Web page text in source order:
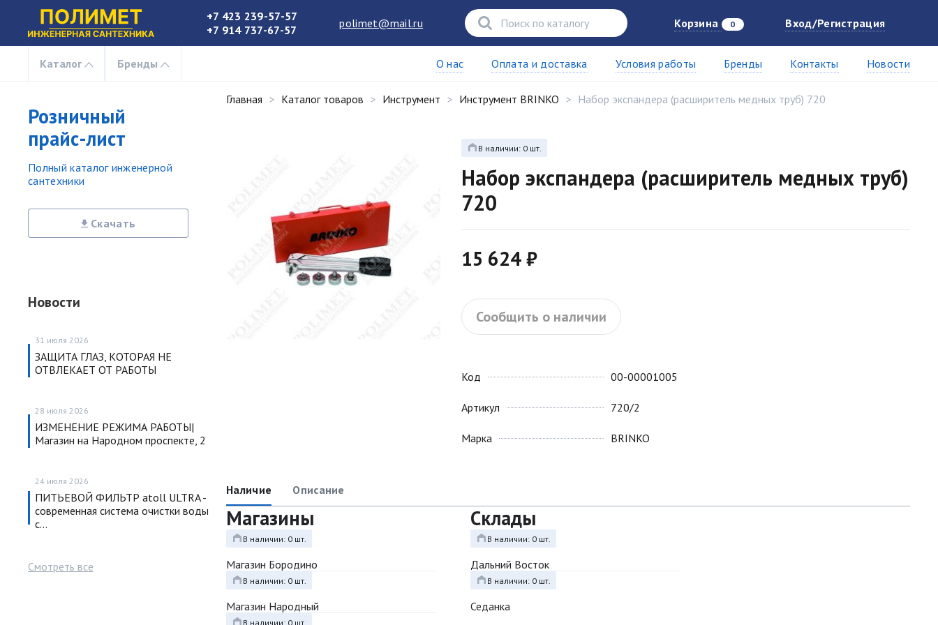
+7 423 239-57-57
+7 914 737-67-57
polimet@mail.ru Корзина 0 Вход/Регистрация
Каталог Бренды О нас Оплата и доставка Условия работы Бренды Контакты Новости
Розничный
прайс-лист
Полный каталог инженерной
сантехники
Скачать
Новости
31 июля 2026
ЗАЩИТА ГЛАЗ, КОТОРАЯ НЕ
ОТВЛЕКАЕТ ОТ РАБОТЫ
28 июля 2026
ИЗМЕНЕНИЕ РЕЖИМА РАБОТЫ|
Магазин на Народном проспекте, 2
24 июля 2026
ПИТЬЕВОЙ ФИЛЬТР atoll ULTRA -
современная система очистки воды
с…
Смотреть все
Главная Каталог товаров Инструмент Инструмент BRINKO Набор экспандера (расширитель медных труб) 720
В наличии: 0 шт.
Набор экспандера (расширитель медных труб)
720
15 624 ₽
Сообщить о наличии
Код
Артикул
Марка
00-00001005
720/2
BRINKO
Наличие Описание
Магазины
В наличии: 0 шт.
Магазин Бородино
В наличии: 0 шт.
Магазин Народный
В наличии: 0 шт.
Склады
В наличии: 0 шт.
Дальний Восток
В наличии: 0 шт.
Седанка